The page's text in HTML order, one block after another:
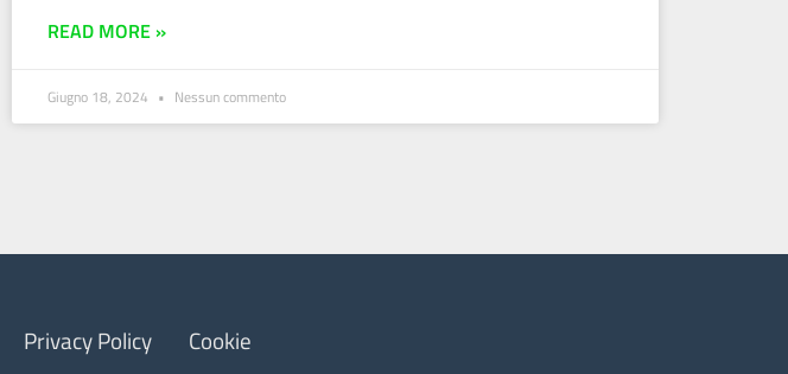
READ MORE »
Giugno 18, 2024 Nessun commento
Privacy Policy Cookie